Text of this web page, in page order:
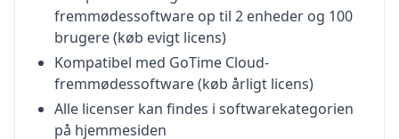
fremmødessoftware op til 2 enheder og 100
brugere (køb evigt licens)
Kompatibel med GoTime Cloud-
fremmødessoftware (køb årligt licens)
Alle licenser kan findes i softwarekategorien
på hjemmesiden